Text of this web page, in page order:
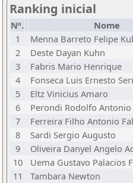
Ranking inicial
Nº. Nome
1
Menna Barreto Felipe
2
Deste Dayan Kuhn
3
Fabris Mario Henrique
4
Fonseca Luis Ernesto
5
Eltz Vinicius Amaro
6
Perondi Rodolfo Antonio
7
Ferreira Filho Antonio
8
Sardi Sergio Augusto
9
Oliveira Danyel Angelo
10
Uema Gustavo Palacios
11
Tambara Newton